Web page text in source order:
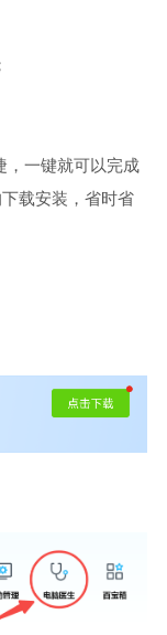
，一键就可以完成
载安装，省时省